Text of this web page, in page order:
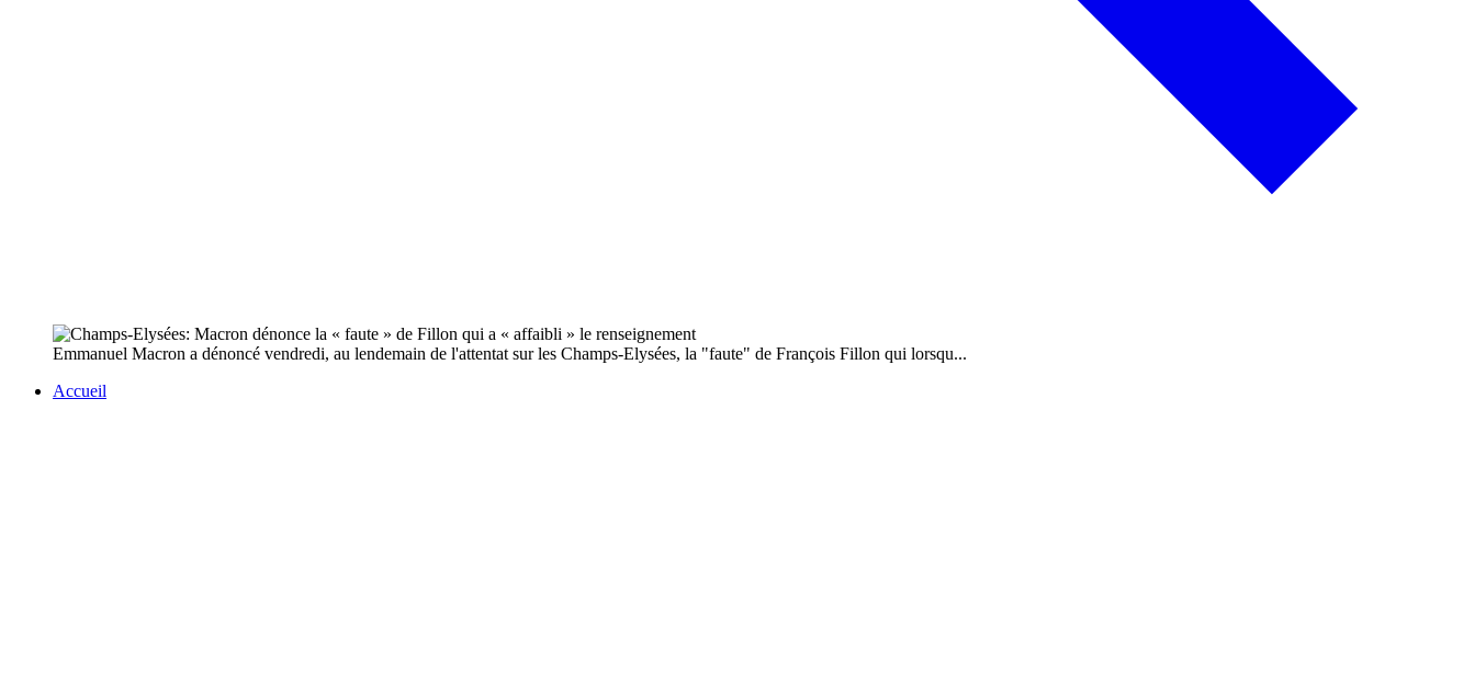
Emmanuel Macron a dénoncé vendredi, au lendemain de l'attentat sur les Champs-Elysées, la "faute" de François Fillon qui lorsqu...
Accueil